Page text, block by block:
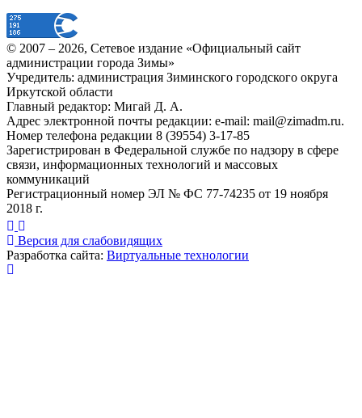
© 2007 – 2026, Сетевое издание «Официальный сайт
администрации города Зимы»
Учредитель: администрация Зиминского городского округа
Иркутской области
Главный редактор: Мигай Д. А.
Адрес электронной почты редакции: e-mail: mail@zimadm.ru.
Номер телефона редакции 8 (39554) 3-17-85
Зарегистрирован в Федеральной службе по надзору в сфере
связи, информационных технологий и массовых
коммуникаций
Регистрационный номер ЭЛ № ФС 77-74235 от 19 ноября
2018 г.
Версия для слабовидящих
Разработка сайта: Виртуальные технологии